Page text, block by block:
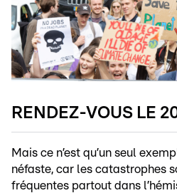
RENDEZ-VOUS LE
Mais ce n’est qu’un seul
néfaste, car les catastrophes
fréquentes partout dans